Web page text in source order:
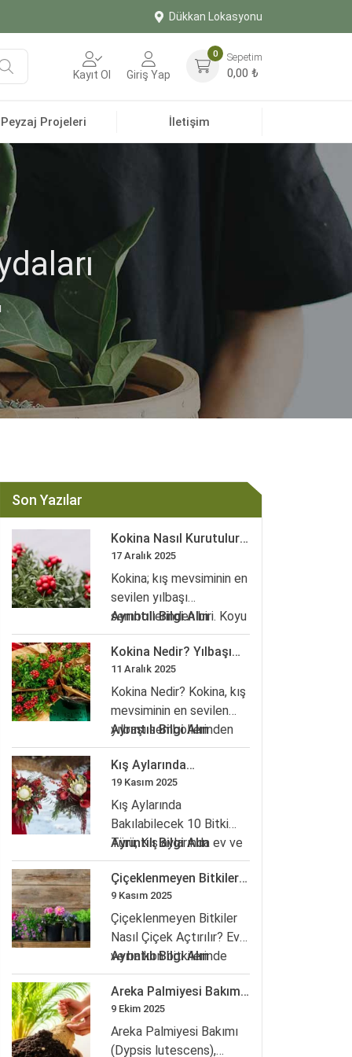
Dükkan Lokasyonu
Kayıt Ol Giriş Yap
0 Sepetim
0,00 ₺
Peyzaj Projeleri İletişim
Son Yazılar
Kokina Nasıl Kurutulur?
Kurutulmadaki Adımlar
ve Dekoratif Fikirler
17 Aralık 2025
Kokina; kış mevsiminin en
sevilen yılbaşı
sembollerinden biri. Koyu
yeşil, sert dokulu Ruscus
(tavşanmemesi) dalları…
Ayrıntılı Bilgi Alın:
Kokina
Nasıl
Kurutulmadaki
Adımlar
Ve
Dekoratif
Kokina Nedir? Yılbaşı
Çiçeğinin Anlamı Nedir?
11 Aralık 2025
Kokina Nedir? Kokina, kış
mevsiminin en sevilen
yılbaşı sembollerinden
biridir. Koyu yeşil, sert
yapılı dalları…
Ayrıntılı Bilgi Alın:
Kokina
Anlamı
Nedir?
Kış Aylarında
Bakılabilecek 10 Bitki
Türü (İç Mekân)
19 Kasım 2025
Kış Aylarında
Bakılabilecek 10 Bitki
Türü, Kış aylarında ev ve
ofislerimizde ışık azalır,
ısı farklılıkları…
Ayrıntılı Bilgi Alın:
Kış
Aylarında
10
Bitki
Türü
(İç
Mekân)
Çiçeklenmeyen Bitkiler
Nasıl Çiçek Açtırılır?
Işık–sıcaklık–besin
dengesi
9 Kasım 2025
Çiçeklenmeyen Bitkiler
Nasıl Çiçek Açtırılır? Ev
ve balkon bitkilerinde
“yaprak var, çiçek yok”
sorununun kök…
Ayrıntılı Bilgi Alın:
Çiçeklenmeyen
Bitkiler
Çiçek
Açtırılır?
Areka Palmiyesi Bakımı:
Nem, gübre ve saksı
değişimi
9 Ekim 2025
Areka Palmiyesi Bakımı
(Dypsis lutescens),